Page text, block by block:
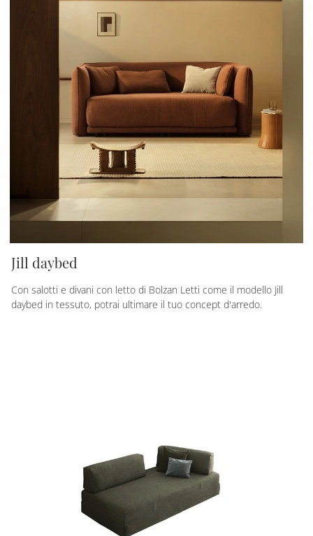
Jill daybed
Con salotti e divani con letto di Bolzan Letti come il modello Jill
daybed in tessuto, potrai ultimare il tuo concept d'arredo.